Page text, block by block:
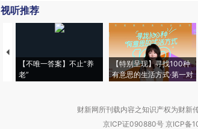
视听推荐
【不唯一答案】不止“养
老”
【特别呈现】寻找100种
有意思的生活方式·第一对
财新网所刊载内容之知识产权为财新
京ICP证090880号 京ICP备